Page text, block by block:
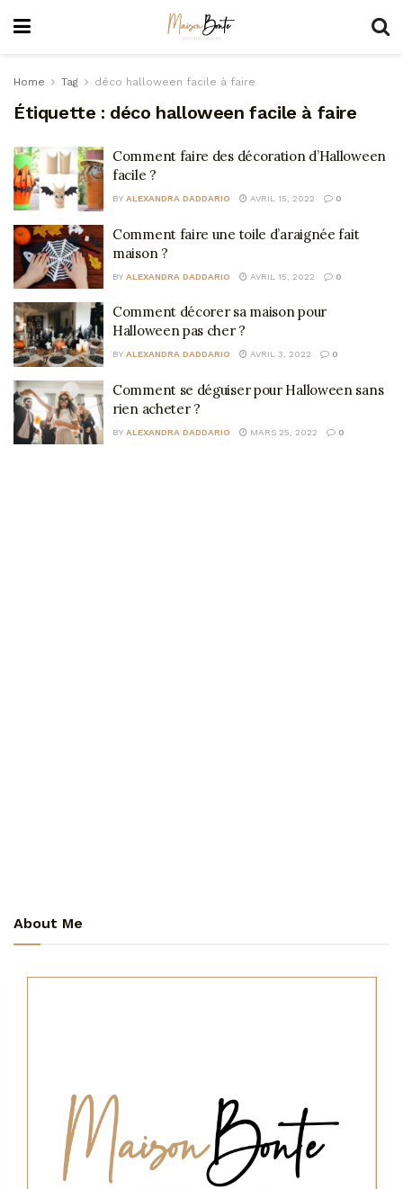
Home Tag déco halloween facile à faire
Étiquette : déco halloween facile à faire
Comment faire des décoration d’Halloween
facile ?
BY ALEXANDRA DADDARIO AVRIL 15, 2022 0
Comment faire une toile d’araignée fait
maison ?
BY ALEXANDRA DADDARIO AVRIL 15, 2022 0
Comment décorer sa maison pour
Halloween pas cher ?
BY ALEXANDRA DADDARIO AVRIL 3, 2022 0
Comment se déguiser pour Halloween sans
rien acheter ?
BY ALEXANDRA DADDARIO MARS 25, 2022 0
About Me